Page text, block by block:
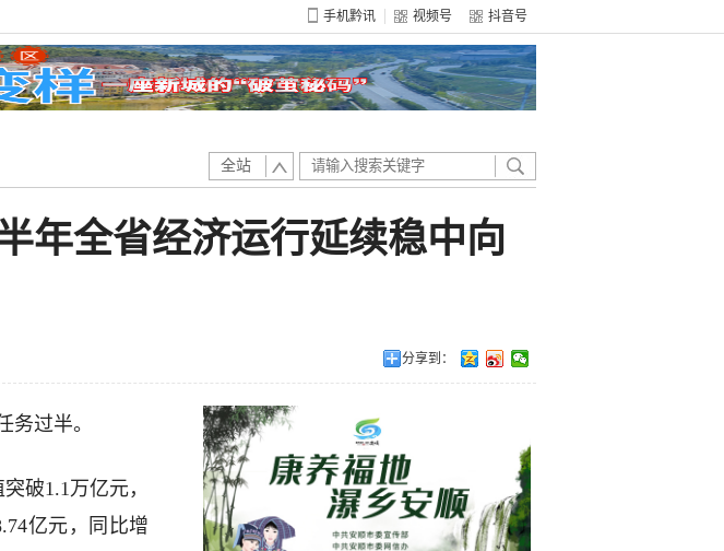
手机黔讯 视频号 抖音号
全站
全省经济运行延续稳中向
分享到：
过半。
破1.1万亿元，
亿元，同比增